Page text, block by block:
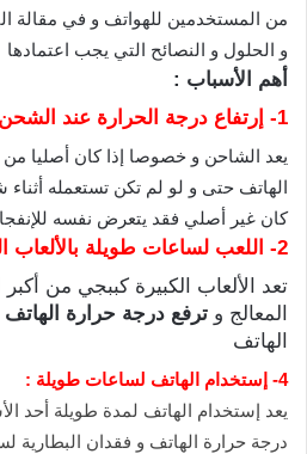
من المستخدمين للهواتف و في مقالة
و الحلول و النصائح التي يجب اعتمادها
أهم الأسباب :
1- إرتفاع درجة الحرارة عند الشحن:
يعد الشاحن و خصوصا إذا كان أصليا من
الهاتف حتى و لو لم تكن تستعمله
كان غير أصلي فقد يتعرض نفسه
2- اللعب لساعات طويلة بالألعاب القوية كببجي و فري فاير:
تعد الألعاب الكبيرة كببجي من
المعالج و ترفع درجة حرارة الهاتف
الهاتف
4- إستخدام الهاتف لساعات طويلة :
يعد إستخدام الهاتف لمدة طويلة أحد
درجة حرارة الهاتف و فقدان البطارية